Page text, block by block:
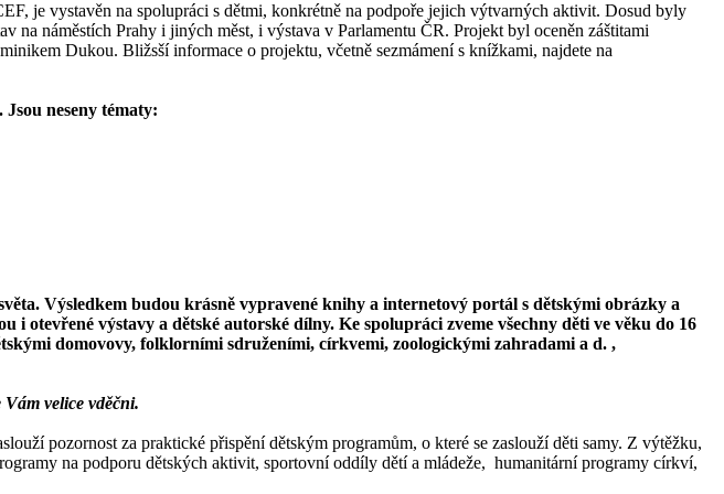
je vystavěn na spolupráci s dětmi, konkrétně na podpoře jejich výtvarných aktivit. Dosud byly
náměstích Prahy i jiných měst, i výstava v Parlamentu ČR. Projekt byl oceněn záštitami
Dukou. Bližsší informace o projektu, včetně sezmámení s knížkami, najdete na
neseny tématy:
Výsledkem budou krásně vypravené knihy a internetový portál s dětskými obrázky a
otevřené výstavy a dětské autorské dílny. Ke spolupráci zveme všechny děti ve věku do 16
domovovy, folklorními sdruženími, církvemi, zoologickými zahradami a d. ,
velice vděčni.
pozornost za praktické přispění dětským programům, o které se zaslouží děti samy. Z výtěžku,
na podporu dětských aktivit, sportovní oddíly dětí a mládeže, humanitární programy církví,